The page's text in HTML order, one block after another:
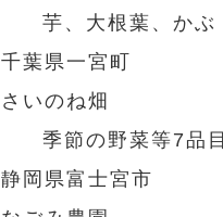
芋、大根葉、かぶ
千葉県一宮町
さいのね畑
季節の野菜等7品目
静岡県富士宮市